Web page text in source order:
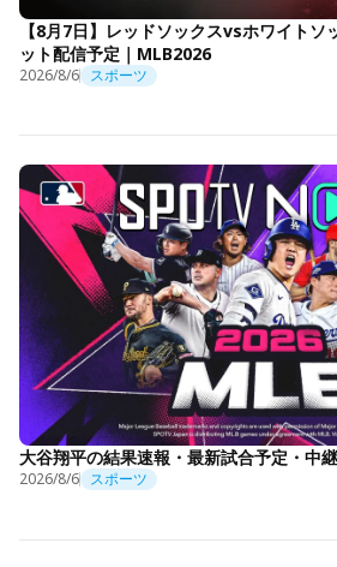
【8月7日】レッドソックスvsホワイトソ
ット配信予定｜MLB2026
2026/8/6 スポーツ
大谷翔平の結果速報・最新試合予定・中
2026/8/6 スポーツ